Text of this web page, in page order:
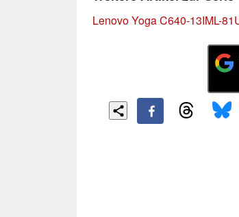
Lenovo Yoga C640-13IML-